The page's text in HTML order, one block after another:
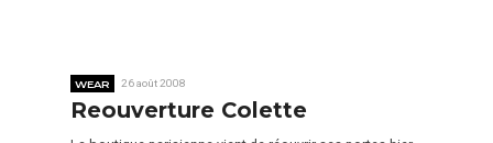
WEAR 26 août 2008
Reouverture Colette